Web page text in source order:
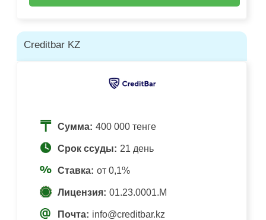
Creditbar KZ
Сумма: 400 000 тенге
Срок ссуды: 21 день
Ставка: от 0,1%
Лицензия: 01.23.0001.M
Почта: info@creditbar.kz